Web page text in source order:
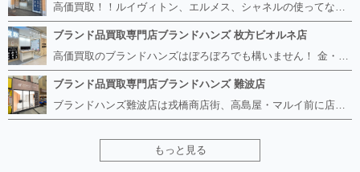
高価買取！！ルイヴィトン、エルメス、シャネルの使ってないものなど ブランドハンズならボロボロでも構いません。 他店に断られたものも当店ならお買取り可能です！ ロレックスやフェンディ、グッチも大歓迎です！ ブランド品や貴金属、時計、宝石、ダイヤモンドは特に高価買取ですのでお査定だけでもお待ちしております。
ブランド品買取専門店ブランドハンズ 枚方ビオルネ店
高価買取のブランドハンズはぼろぼろでも構いません！ 金・貴金属、ルイヴィトンやエルメス、シャネルの使ってないものはございませんか？ 他店に断られたものも当店ならお買取り可能です！ ロレックスやフェンディ、グッチも大歓迎！ ブランド品や貴金属、時計、宝石、ダイヤモンドは特に高価買取ですがブランド食器、スマホ、美容機器、銀製品など幅広く取り扱っております。
ブランド品買取専門店ブランドハンズ 難波店
ブランドハンズ難波店は戎橋商店街、高島屋・マルイ前に店舗があります！ ボロボロのルイヴィトン、エルメス、シャネルも高価買取！！ ぼろぼろのものでもブランドハンズなら高くお買取り致します！ ブランド香水や化粧品、動かない時計、ロレックスは特に高価買取です。 貴金属や宝石、ダイヤモンドの鑑定書がないものでもしっかり見させて頂きます。 是非お気軽にお越しください。
もっと見る